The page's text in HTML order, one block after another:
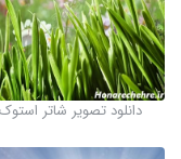
دانلود تصویر شاتر استوک پس